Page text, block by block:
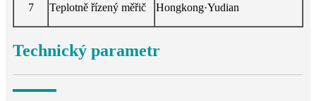
7 Teplotně řízený měřič Hongkong·Yudian
Technický parametr